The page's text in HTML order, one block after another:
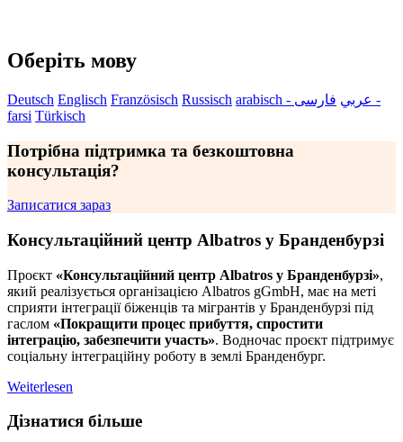
Оберіть мову
Deutsch Englisch Französisch Russisch arabisch - عربي فارسی -
farsi Türkisch
Потрібна підтримка та безкоштовна
консультація?
Записатися зараз
Консультаційний центр Albatros у Бранденбурзі
Проєкт «Консультаційний центр Albatros у Бранденбурзі»,
який реалізується організацією Albatros gGmbH, має на меті
сприяти інтеграції біженців та мігрантів у Бранденбурзі під
гаслом «Покращити процес прибуття, спростити
інтеграцію, забезпечити участь». Водночас проєкт підтримує
соціальну інтеграційну роботу в землі Бранденбург.
Weiterlesen
Дізнатися більше